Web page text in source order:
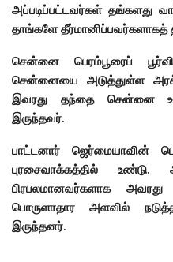
அப்படிப்பட்டவர்கள் தங்களது
தாங்களே தீர்மானிப்பவர்களாகத்
சென்னை பெரம்பூரைப்
சென்னையை அடுத்துள்ள
இவரது தந்தை சென்னை
இருந்தவர்.
பாட்டனார் ஜெர்மையாவின்
புரசைவாக்கத்தில் உண்டு.
பிரபலமானவர்களாக அவரது
பொருளாதார அளவில்
இருந்தனர்.